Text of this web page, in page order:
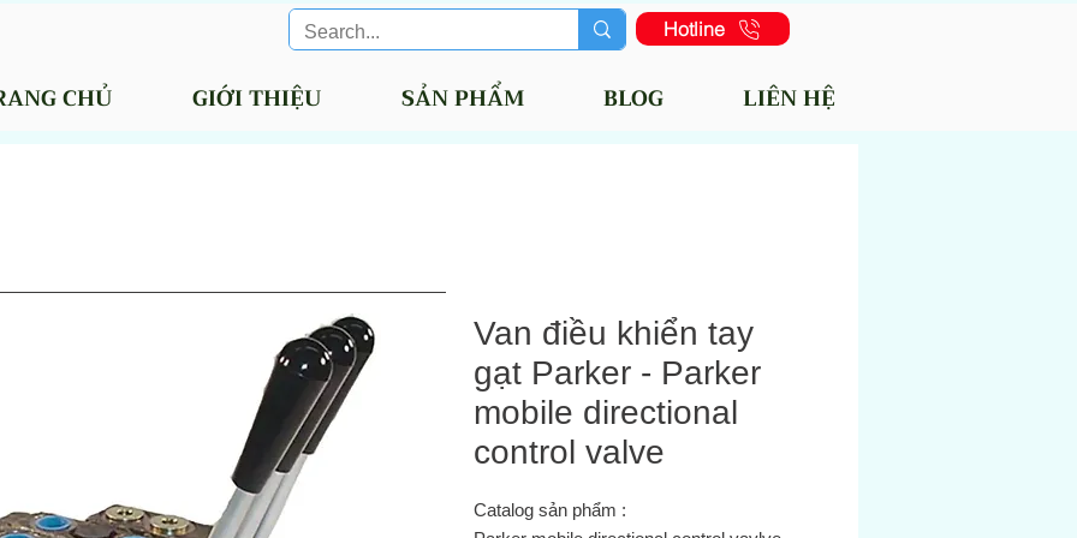
Hotline
CHỦ GIỚI THIỆU SẢN PHẨM BLOG LIÊN HỆ
Van điều khiển tay
gạt Parker - Parker
mobile directional
control valve
Catalog sản phẩm :